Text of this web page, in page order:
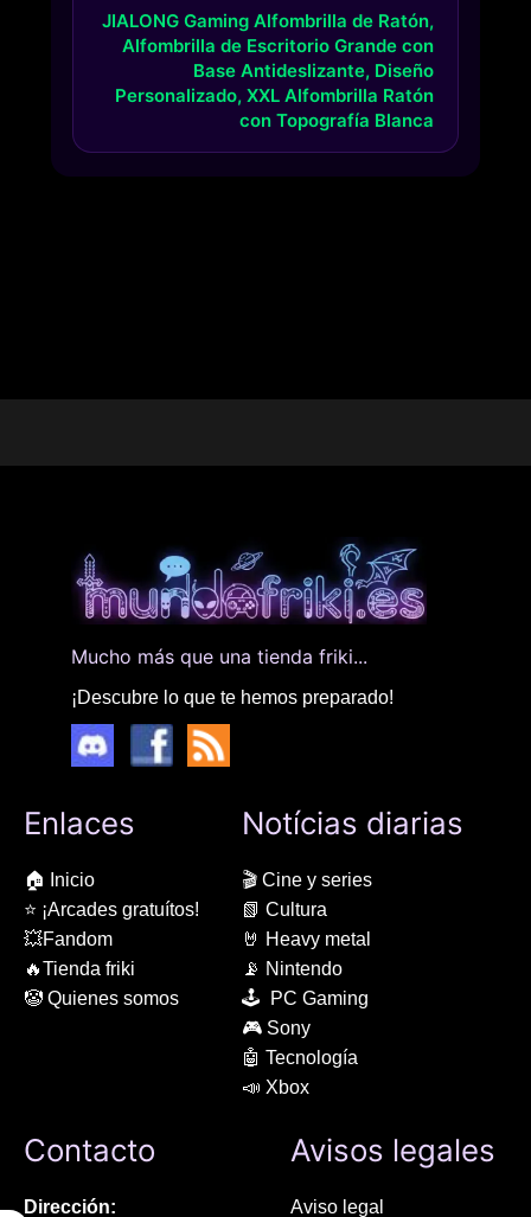
JIALONG Gaming Alfombrilla de Ratón,
Alfombrilla de Escritorio Grande con
Base Antideslizante, Diseño
Personalizado, XXL Alfombrilla Ratón
con Topografía Blanca
Mucho más que una tienda friki...
¡Descubre lo que te hemos preparado!
Enlaces
🏠 Inicio
⭐ ¡Arcades gratuítos!
💥Fandom
🔥Tienda friki
🤡 Quienes somos
Notícias diarias
🎬 Cine y series
📗 Cultura
🤘 Heavy metal
📡 Nintendo
🕹 PC Gaming
🎮 Sony
🤖 Tecnología
📣 Xbox
Contacto
Dirección:
Avisos legales
Aviso legal